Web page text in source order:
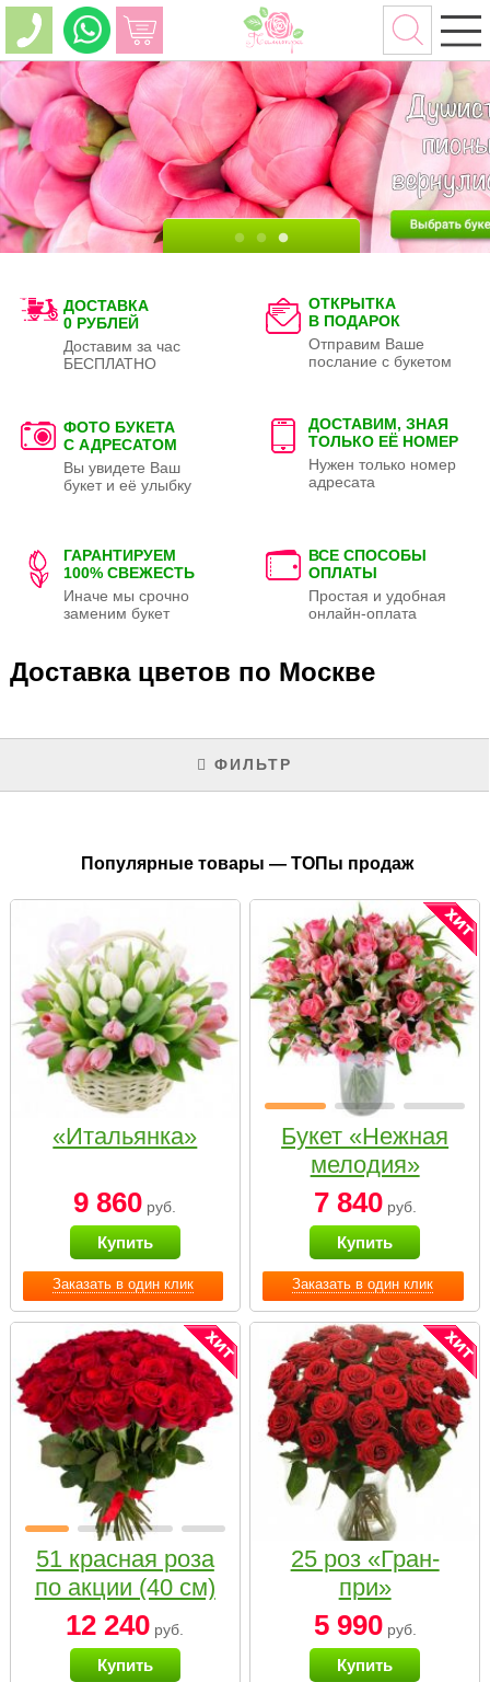
ДОСТАВКА
0 РУБЛЕЙ
Доставим за час
БЕСПЛАТНО
ОТКРЫТКА
В ПОДАРОК
Отправим Ваше
послание с букетом
ФОТО БУКЕТА
С АДРЕСАТОМ
Вы увидете Ваш
букет и её улыбку
ДОСТАВИМ, ЗНАЯ
ТОЛЬКО ЕЁ НОМЕР
Нужен только номер
адресата
ГАРАНТИРУЕМ
100% СВЕЖЕСТЬ
Иначе мы срочно
заменим букет
ВСЕ СПОСОБЫ
ОПЛАТЫ
Простая и удобная
онлайн-оплата
Доставка цветов по Москве
ФИЛЬТР
Популярные товары — ТОПы продаж
Заказать в один клик
«Итальянка»
9 860 руб.
Купить
Заказать в один клик
Букет «Нежная
мелодия»
7 840руб.
Купить
51 красная роза
по акции (40 см)
12 240 руб.
Купить
25 роз «Гран-
при»
5 990руб.
Купить